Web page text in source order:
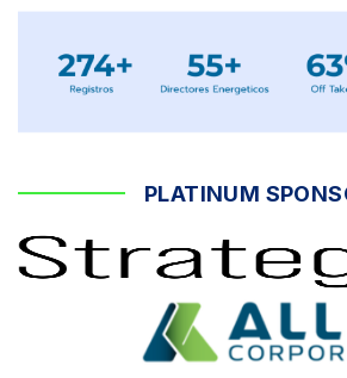
PLATINUM